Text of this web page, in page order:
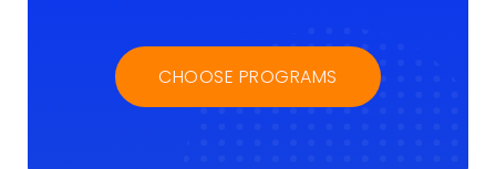
CHOOSE PROGRAMS